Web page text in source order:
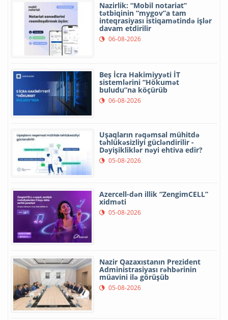
Nazirlik: “Mobil notariat”
tətbiqinin “mygov”a tam
inteqrasiyası istiqamətində işlər
davam etdirilir
06-08-2026
Beş İcra Hakimiyyəti İT
sistemlərini “Hökumət
buludu”na köçürüb
06-08-2026
Uşaqların rəqəmsal mühitdə
təhlükəsizliyi gücləndirilir -
Dəyişikliklər nəyi ehtiva edir?
05-08-2026
Azercell-dən illik “ZengimCELL”
xidməti
05-08-2026
Nazir Qazaxıstanın Prezident
Administrasiyası rəhbərinin
müavini ilə görüşüb
05-08-2026